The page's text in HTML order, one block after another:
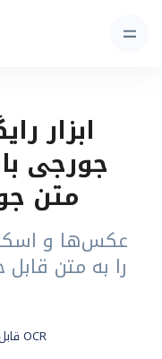
جورجی
متن
عکس‌ها و
را به متن
OCR قابل اعتماد برای اسناد روزمره